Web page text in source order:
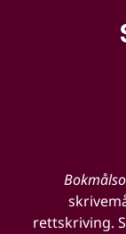
rettskriving.